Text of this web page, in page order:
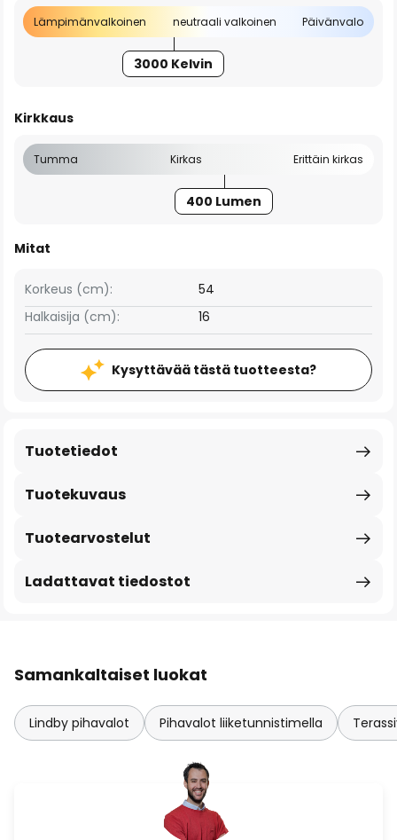
Lämpimänvalkoinen neutraali valkoinen Päivänvalo
3000 Kelvin
Kirkkaus
Tumma Kirkas Erittäin kirkas
400 Lumen
Mitat
Korkeus (cm):
54
Halkaisija (cm):
16
Kysyttävää tästä tuotteesta?
Tuotekuvaus
Tuotetiedot
Tuotearvostelut
Ladattavat tiedostot
Samankaltaiset luokat
Lindby pihavalot Pihavalot liiketunnistimella